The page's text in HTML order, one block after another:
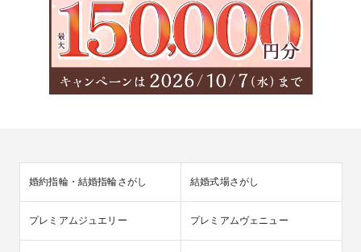
婚約指輪・結婚指輪さがし 結婚式場さがし
プレミアムジュエリー プレミアムヴェニュー